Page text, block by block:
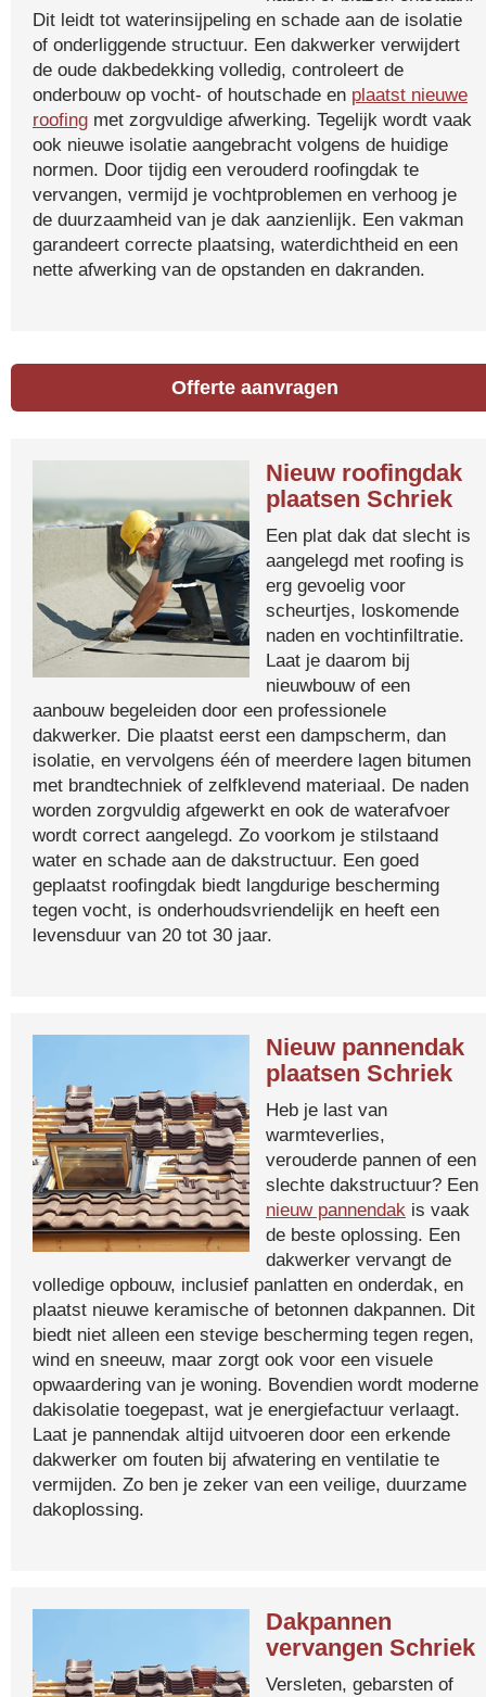
Dit leidt tot waterinsijpeling en schade aan de isolatie
of onderliggende structuur. Een dakwerker verwijdert
de oude dakbedekking volledig, controleert de
onderbouw op vocht- of houtschade en plaatst nieuwe
roofing met zorgvuldige afwerking. Tegelijk wordt vaak
ook nieuwe isolatie aangebracht volgens de huidige
normen. Door tijdig een verouderd roofingdak te
vervangen, vermijd je vochtproblemen en verhoog je
de duurzaamheid van je dak aanzienlijk. Een vakman
garandeert correcte plaatsing, waterdichtheid en een
nette afwerking van de opstanden en dakranden.
Offerte aanvragen
Nieuw roofingdak
plaatsen Schriek
Een plat dak dat slecht is
aangelegd met roofing is
erg gevoelig voor
scheurtjes, loskomende
naden en vochtinfiltratie.
Laat je daarom bij
nieuwbouw of een
aanbouw begeleiden door een professionele
dakwerker. Die plaatst eerst een dampscherm, dan
isolatie, en vervolgens één of meerdere lagen bitumen
met brandtechniek of zelfklevend materiaal. De naden
worden zorgvuldig afgewerkt en ook de waterafvoer
wordt correct aangelegd. Zo voorkom je stilstaand
water en schade aan de dakstructuur. Een goed
geplaatst roofingdak biedt langdurige bescherming
tegen vocht, is onderhoudsvriendelijk en heeft een
levensduur van 20 tot 30 jaar.
Nieuw pannendak
plaatsen Schriek
Heb je last van
warmteverlies,
verouderde pannen of een
slechte dakstructuur? Een
nieuw pannendak is vaak
de beste oplossing. Een
dakwerker vervangt de
volledige opbouw, inclusief panlatten en onderdak, en
plaatst nieuwe keramische of betonnen dakpannen. Dit
biedt niet alleen een stevige bescherming tegen regen,
wind en sneeuw, maar zorgt ook voor een visuele
opwaardering van je woning. Bovendien wordt moderne
dakisolatie toegepast, wat je energiefactuur verlaagt.
Laat je pannendak altijd uitvoeren door een erkende
dakwerker om fouten bij afwatering en ventilatie te
vermijden. Zo ben je zeker van een veilige, duurzame
dakoplossing.
Dakpannen
vervangen Schriek
Versleten, gebarsten of